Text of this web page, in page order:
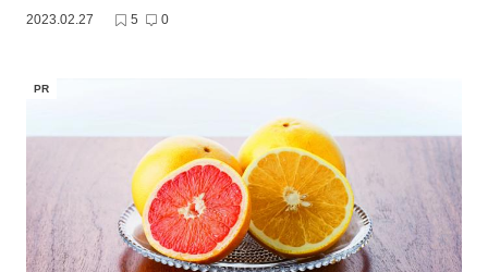
2023.02.27 5 0